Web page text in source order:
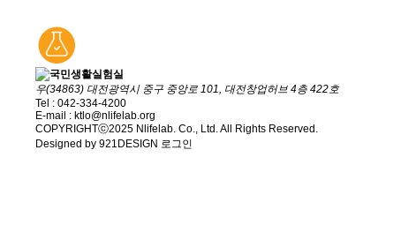
우(34863) 대전광역시 중구 중앙로 101, 대전창업허브 4층 422호
Tel : 042-334-4200
E-mail : ktlo@nlifelab.org
COPYRIGHTⓒ2025 Nlifelab. Co., Ltd. All Rights Reserved.
Designed by 921DESIGN 로그인